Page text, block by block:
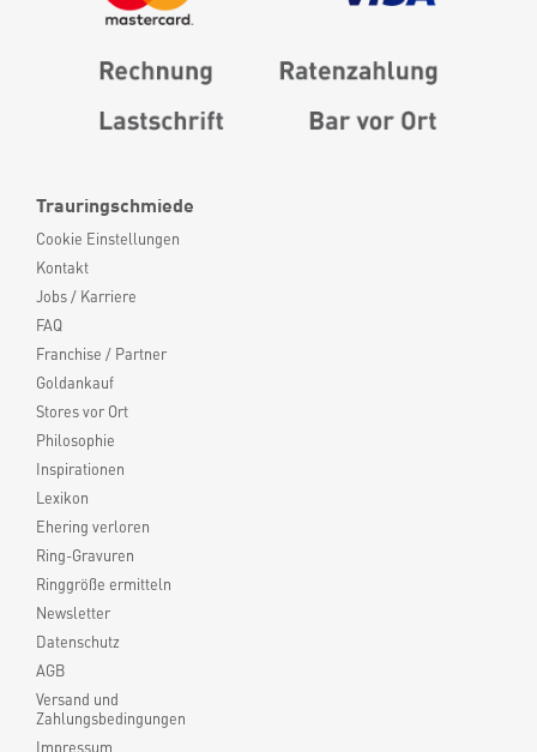
Trauringschmiede
Cookie Einstellungen
Kontakt
Jobs / Karriere
FAQ
Franchise / Partner
Goldankauf
Stores vor Ort
Philosophie
Inspirationen
Lexikon
Ehering verloren
Ring-Gravuren
Ringgröße ermitteln
Newsletter
Datenschutz
AGB
Versand und
Zahlungsbedingungen
Impressum